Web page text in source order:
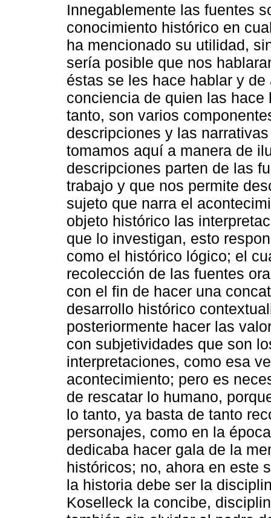
Innegablemente las fuentes
conocimiento histórico en
ha mencionado su utilidad,
sería posible que nos
éstas se les hace hablar y
conciencia de quien las
tanto, son varios
descripciones y las
tomamos aquí a manera de
descripciones parten de las
trabajo y que nos permite
sujeto que narra el
objeto histórico las
que lo investigan, esto
como el histórico lógico; el
recolección de las fuentes
con el fin de hacer una
desarrollo histórico
posteriormente hacer las
con subjetividades que son
interpretaciones, como esa
acontecimiento; pero es
de rescatar lo humano,
lo tanto, ya basta de tanto
personajes, como en la
dedicaba hacer gala de la
históricos; no, ahora en este
la historia debe ser la
Koselleck la concibe,